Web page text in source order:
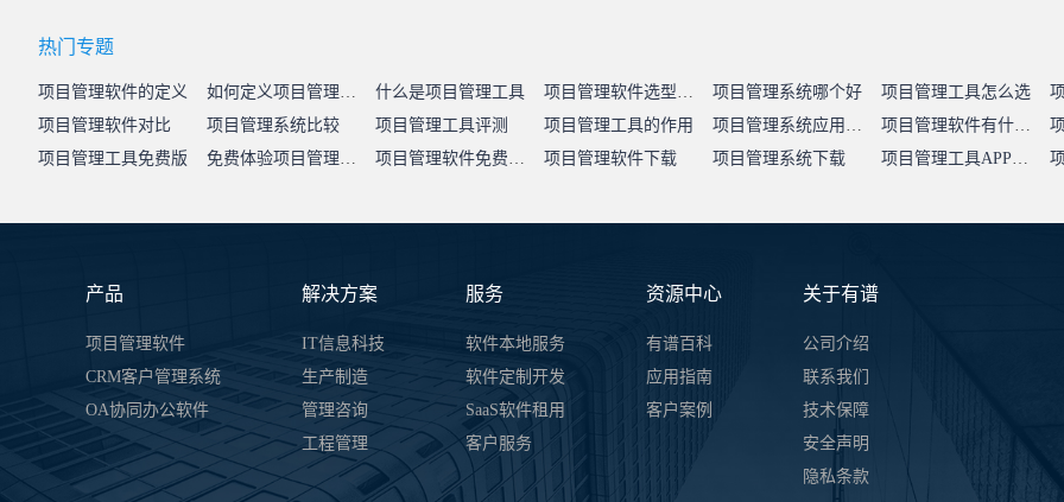
热门专题
项目管理软件的定义 如何定义项目管理系统 什么是项目管理工具 项目管理软件选型指南 项目管理系统哪个好 项目管理工具怎么选
项目管理软件对比
项目管理系统比较 项目管理工具评测 项目管理工具的作用 项目管理系统应用价值
项目管理软件有什么用
项目管理工具免费版
免费体验项目管理系统 项目管理软件免费试用 项目管理软件下载 项目管理系统下载 项目管理工具APP下载
产品
项目管理软件
CRM客户管理系统
OA协同办公软件
解决方案
IT信息科技
生产制造
管理咨询
工程管理
服务
软件本地服务
软件定制开发
SaaS软件租用
客户服务
资源中心
有谱百科
应用指南
客户案例
关于有谱
公司介绍
联系我们
技术保障
安全声明
隐私条款